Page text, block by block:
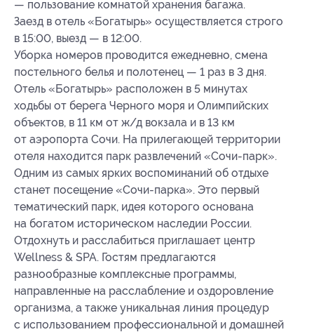
— пользование комнатой хранения багажа.
Заезд в отель «Богатырь» осуществляется строго
в 15:00, выезд — в 12:00.
Уборка номеров проводится ежедневно, смена
постельного белья и полотенец — 1 раз в 3 дня.
Отель «Богатырь» расположен в 5 минутах
ходьбы от берега Черного моря и Олимпийских
объектов, в 11 км от ж/д вокзала и в 13 км
от аэропорта Сочи. На прилегающей территории
отеля находится парк развлечений «Сочи-парк».
Одним из самых ярких воспоминаний об отдыхе
станет посещение «Сочи-парка». Это первый
тематический парк, идея которого основана
на богатом историческом наследии России.
Отдохнуть и расслабиться приглашает центр
Wellness & SPA. Гостям предлагаются
разнообразные комплексные программы,
направленные на расслабление и оздоровление
организма, а также уникальная линия процедур
с использованием профессиональной и домашней